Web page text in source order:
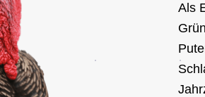
Als